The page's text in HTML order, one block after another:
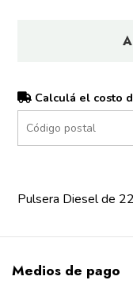
Calculá el costo
Pulsera Diesel de
Medios de pago